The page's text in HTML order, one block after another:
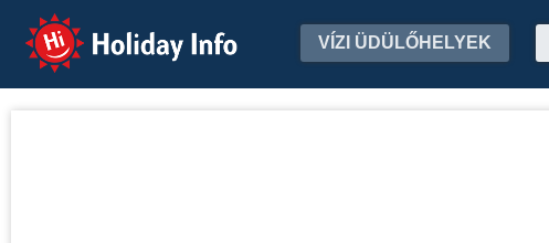
Holiday Info VÍZI ÜDÜLŐHELYEK